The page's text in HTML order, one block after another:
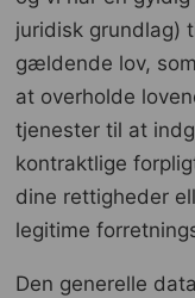
juridisk grundlag)
gældende lov,
at overholde
tjenester til at
kontraktlige
dine rettigheder
legitime
Den generelle